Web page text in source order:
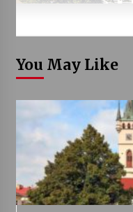
You May Like